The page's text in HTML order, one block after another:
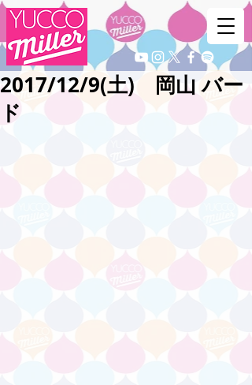
2017/12/9(土) 岡山 バー
ド